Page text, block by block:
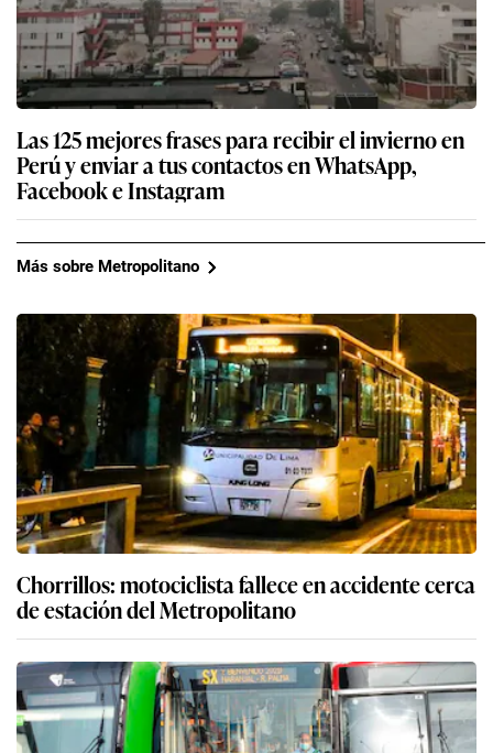
Las 125 mejores frases para recibir el invierno en
Perú y enviar a tus contactos en WhatsApp,
Facebook e Instagram
Más sobre Metropolitano
Chorrillos: motociclista fallece en accidente cerca
de estación del Metropolitano